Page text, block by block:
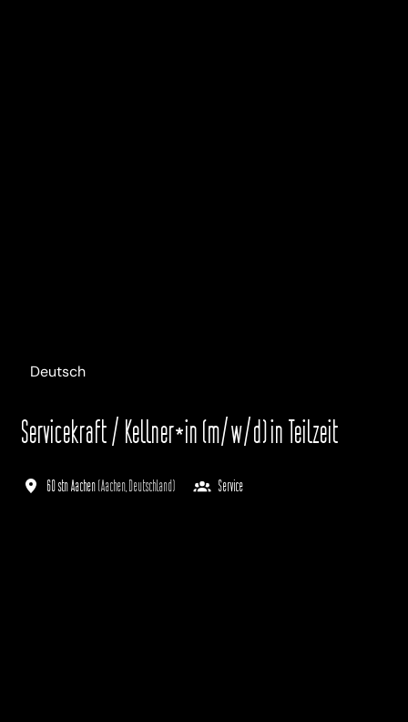
Deutsch
Servicekraft / Kellner*in (m/w/d) in Teilzeit
60 stn Aachen(Aachen Deutschland) Service